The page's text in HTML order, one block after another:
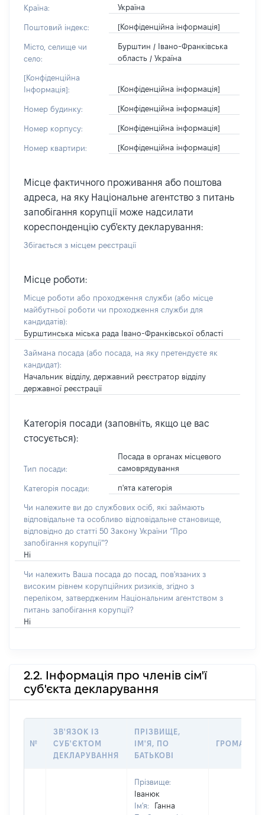
Країна: Україна
Поштовий індекс: [Конфіденційна інформація]
Місто, селище чи
село:
Бурштин / Івано-Франківська
область / Україна
[Конфіденційна
Інформація]:
[Конфіденційна інформація]
Номер будинку: [Конфіденційна інформація]
Номер корпусу: [Конфіденційна інформація]
Номер квартири: [Конфіденційна інформація]
Місце фактичного проживання або поштова
адреса, на яку Національне агентство з питань
запобігання корупції може надсилати
кореспонденцію суб'єкту декларування:
Збігається з місцем реєстрації
Місце роботи:
Місце роботи або проходження служби (або місце
майбутньої роботи чи проходження служби для
кандидатів):
Бурштинська міська рада Івано-Франківської області
Займана посада (або посада, на яку претендуєте як
кандидат):
Начальник відділу, державний реєстратор відділу
державної реєстрації
Категорія посади (заповніть, якщо це вас
стосується):
Тип посади:
Посада в органах місцевого
самоврядування
Категорія посади: п'ята категорія
Чи належите ви до службових осіб, які займають
відповідальне та особливо відповідальне становище,
відповідно до статті 50 Закону України “Про
запобігання корупції”?
Ні
Чи належить Ваша посада до посад, пов'язаних з
високим рівнем корупційних ризиків, згідно з
переліком, затвердженим Національним агентством з
питань запобігання корупції?
Ні
2.2. Інформація про членів сім'ї
суб'єкта декларування
№
ЗВ'ЯЗОК ІЗ
СУБ'ЄКТОМ
ДЕКЛАРУВАННЯ
ПРІЗВИЩЕ,
ІМ'Я, ПО
БАТЬКОВІ
Прізвище:
Іванюк
Ім'я:
Ганна